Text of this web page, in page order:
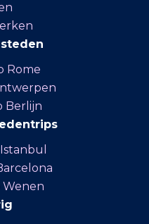
Rome
Berlijn